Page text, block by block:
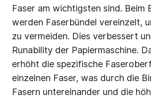
Faser am wichtigsten sind. Beim
werden Faserbündel vereinzelt,
zu vermeiden. Dies verbessert
Runability der Papiermaschine.
erhöht die spezifische
einzelnen Faser, was durch die
Fasern untereinander und die